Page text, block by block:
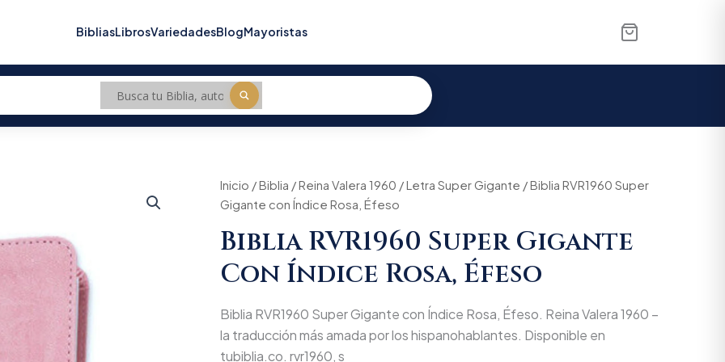
BibliasLibrosVariedadesBlogMayoristas
Inicio /Biblia /Reina Valera 1960 /Letra Super Gigante / Biblia RVR1960 Super
Gigante con Índice Rosa, Éfeso
Biblia RVR1960 Super Gigante
Con Índice Rosa, Éfeso
Biblia RVR1960 Super Gigante con Índice Rosa, Éfeso. Reina Valera 1960 –
la traducción más amada por los hispanohablantes. Disponible en
tubiblia.co. rvr1960, s